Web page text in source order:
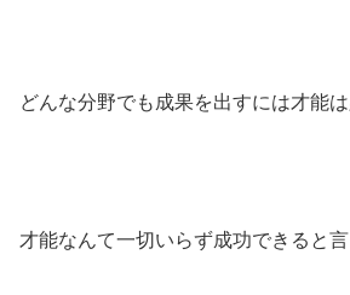
どんな分野でも成果を出すには才能は
才能なんて一切いらず成功できると言